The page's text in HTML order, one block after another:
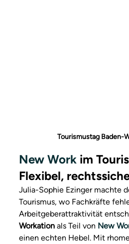
Tourismustag Baden-
New Work im
Flexibel,
Julia-Sophie Ezinger machte
Tourismus, wo Fachkräfte
Arbeitgeberattraktivität
Workation als Teil von New
einen echten Hebel. Mit